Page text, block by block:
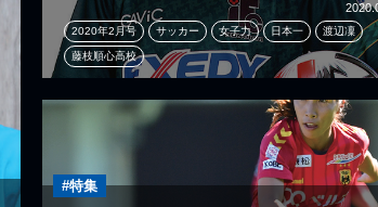
2020年2月号 サッカー 女子力 日本一 渡辺凜
藤枝順心高校
#特集